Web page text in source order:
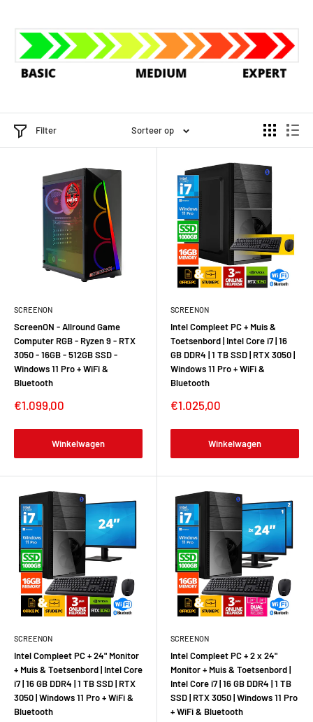
Filter Sorteer op
SCREENON
ScreenON - Allround Game
Computer RGB - Ryzen 9 - RTX
3050 - 16GB - 512GB SSD -
Windows 11 Pro + WiFi &
Bluetooth
€1.099,00
Winkelwagen
SCREENON
Intel Compleet PC + Muis &
Toetsenbord | Intel Core i7 | 16
GB DDR4 | 1 TB SSD | RTX 3050 |
Windows 11 Pro + WiFi &
Bluetooth
€1.025,00
Winkelwagen
SCREENON
Intel Compleet PC + 24" Monitor
+ Muis & Toetsenbord | Intel Core
i7 | 16 GB DDR4 | 1 TB SSD | RTX
3050 | Windows 11 Pro + WiFi &
Bluetooth
SCREENON
Intel Compleet PC + 2 x 24"
Monitor + Muis & Toetsenbord |
Intel Core i7 | 16 GB DDR4 | 1 TB
SSD | RTX 3050 | Windows 11 Pro
+ WiFi & Bluetooth